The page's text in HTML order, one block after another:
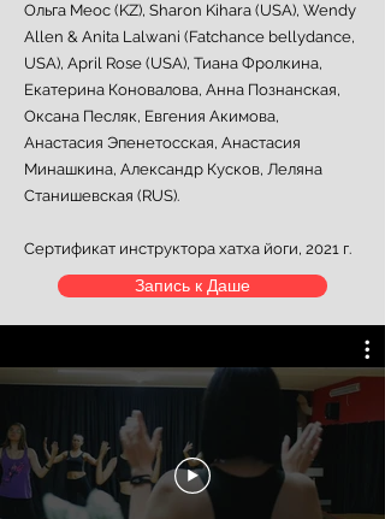
Ольга Меос (KZ), Sharon Kihara (USA), Wendy
Allen & Anita Lalwani (Fatchance bellydance,
USA), April Rose (USA), Тиана Фролкина,
Екатерина Коновалова, Анна Познанская,
Оксана Песляк, Евгения Акимова,
Анастасия Эпенетосская, Анастасия
Минашкина, Александр Кусков, Леляна
Станишевская (RUS).
Сертификат инструктора хатха йоги, 2021 г.
Запись к Даше